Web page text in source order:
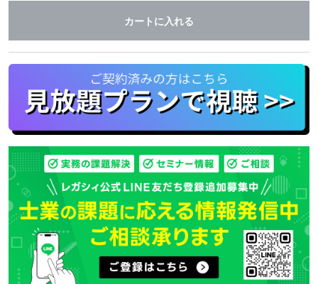
カートに入れる